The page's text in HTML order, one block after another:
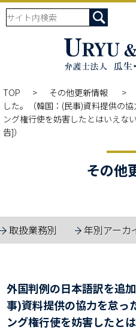
TOP その他更新情報
した。（韓国：(民事)資料提供の
ング権行使を妨害したとはいえな
告]）
その他
取扱業務別 年別アーカ
外国判例の日本語訳を追
事)資料提供の協力を怠っ
ング権行使を妨害したと